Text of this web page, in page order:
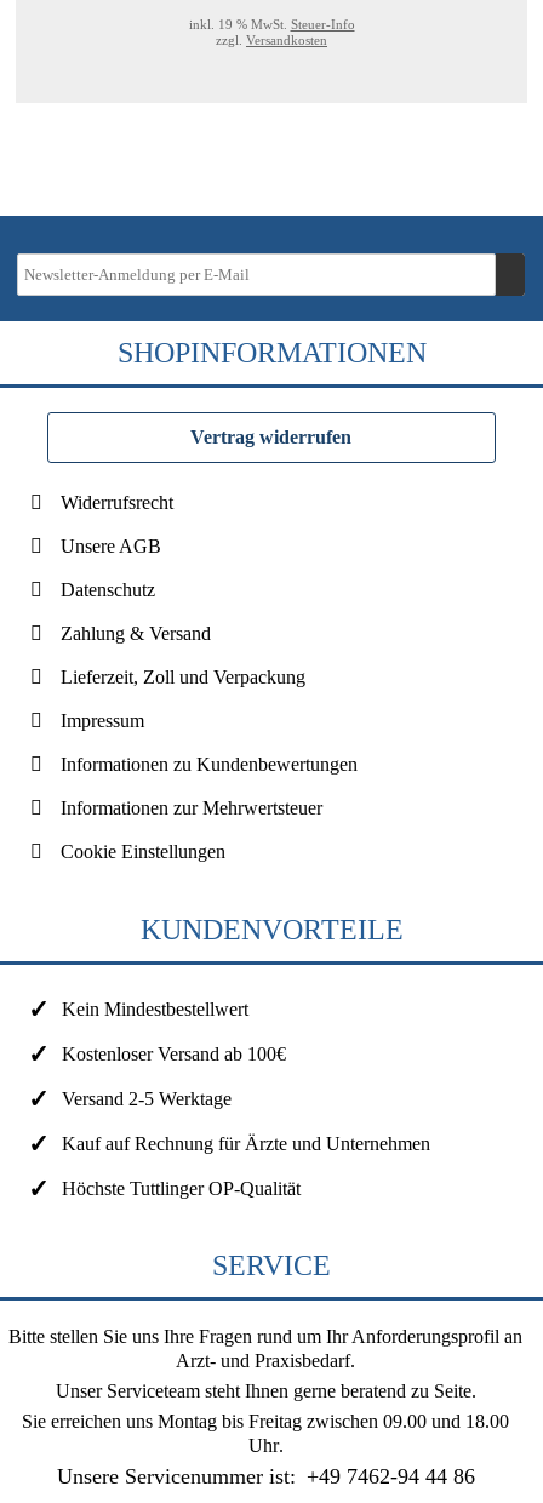
inkl. 19 % MwSt. Steuer-Info
zzgl. Versandkosten
SHOPINFORMATIONEN
Vertrag widerrufen
Widerrufsrecht
Unsere AGB
Datenschutz
Zahlung & Versand
Lieferzeit, Zoll und Verpackung
Impressum
Informationen zu Kundenbewertungen
Informationen zur Mehrwertsteuer
Cookie Einstellungen
KUNDENVORTEILE
Kein Mindestbestellwert
Kostenloser Versand ab 100€
Versand 2-5 Werktage
Kauf auf Rechnung für Ärzte und Unternehmen
Höchste Tuttlinger OP-Qualität
SERVICE
Bitte stellen Sie uns Ihre Fragen rund um Ihr Anforderungsprofil an
Arzt- und Praxisbedarf.
Unser Serviceteam steht Ihnen gerne beratend zu Seite.
Sie erreichen uns Montag bis Freitag zwischen 09.00 und 18.00
Uhr.
Unsere Servicenummer ist: +49 7462-94 44 86